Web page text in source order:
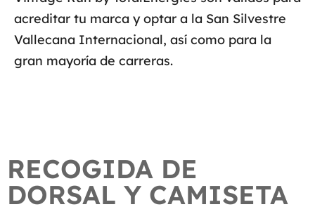
acreditar tu marca y optar a la San Silvestre
Vallecana Internacional, así como para la
gran mayoría de carreras.
RECOGIDA DE
DORSAL Y CAMISETA